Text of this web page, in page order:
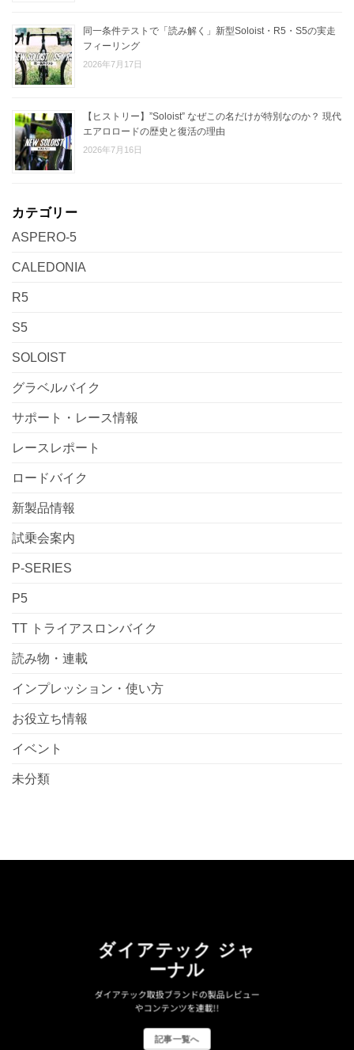
同一条件テストで「読み解く」新型Soloist・R5・S5の実走
フィーリング
2026年7月17日
【ヒストリー】”Soloist” なぜこの名だけが特別なのか？ 現代
エアロロードの歴史と復活の理由
2026年7月16日
カテゴリー
ASPERO-5
CALEDONIA
R5
S5
SOLOIST
グラベルバイク
サポート・レース情報
レースレポート
ロードバイク
新製品情報
試乗会案内
P-SERIES
P5
TT トライアスロンバイク
読み物・連載
インプレッション・使い方
お役立ち情報
イベント
未分類
ダイアテック ジャ
ーナル
ダイアテック取扱ブランドの製品レビュー
やコンテンツを連載!!
記事一覧へ